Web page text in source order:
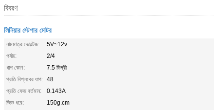
বিবরণ
লিনিয়ার স্টেপার মোটর
নামমাত্র ভোল্টেজ:
5V~12v
পর্যায়:
2/4
ধাপ কোণ:
7.5 ডিগ্রী
প্রতি বিপ্লবের ধাপ: 48
প্রতি ফেজ বর্তমান:
0.143A
জিভ ধরে:
150g.cm